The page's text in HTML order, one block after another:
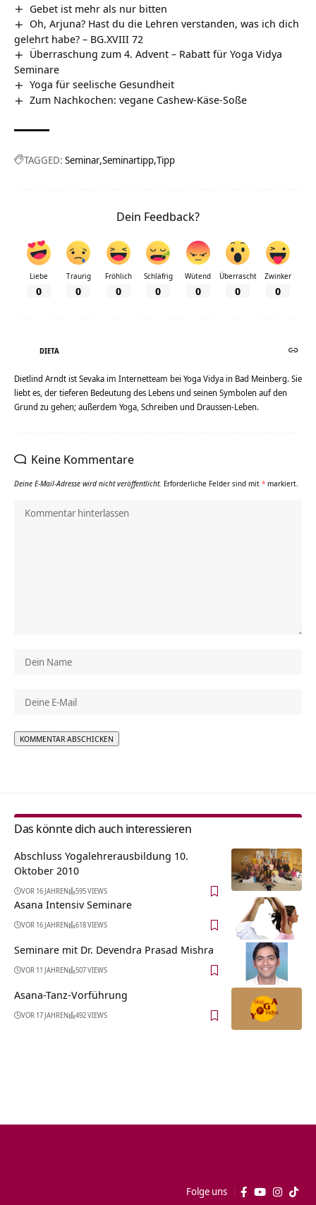
Gebet ist mehr als nur bitten
Oh, Arjuna? Hast du die Lehren verstanden, was ich dich
gelehrt habe? – BG.XVIII 72
Überraschung zum 4. Advent – Rabatt für Yoga Vidya
Seminare
Yoga für seelische Gesundheit
Zum Nachkochen: vegane Cashew-Käse-Soße
TAGGED: Seminar Seminartipp Tipp
Dein Feedback?
Liebe
0
Traurig
0
Fröhlich
0
Schläfrig
0
Wütend
0
Überrascht
0
Zwinker
0
DIETA
Dietlind Arndt ist Sevaka im Internetteam bei Yoga Vidya in Bad Meinberg. Sie
liebt es, der tieferen Bedeutung des Lebens und seinen Symbolen auf den
Grund zu gehen; außerdem Yoga, Schreiben und Draussen-Leben.
Keine Kommentare
Deine E-Mail-Adresse wird nicht veröffentlicht. Erforderliche Felder sind mit * markiert.
Das könnte dich auch interessieren
Abschluss Yogalehrerausbildung 10.
Oktober 2010
VOR 16 JAHREN 595 VIEWS
Asana Intensiv Seminare
VOR 16 JAHREN 618 VIEWS
Seminare mit Dr. Devendra Prasad Mishra
VOR 11 JAHREN 507 VIEWS
Asana-Tanz-Vorführung
VOR 17 JAHREN 492 VIEWS
Folge uns